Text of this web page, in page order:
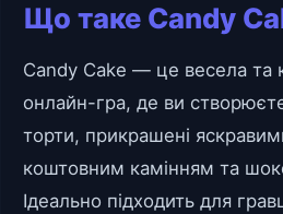
Що таке Candy
Candy Cake — це весела та
онлайн-гра, де ви
торти, прикрашені
коштовним камінням та
Ідеально підходить для